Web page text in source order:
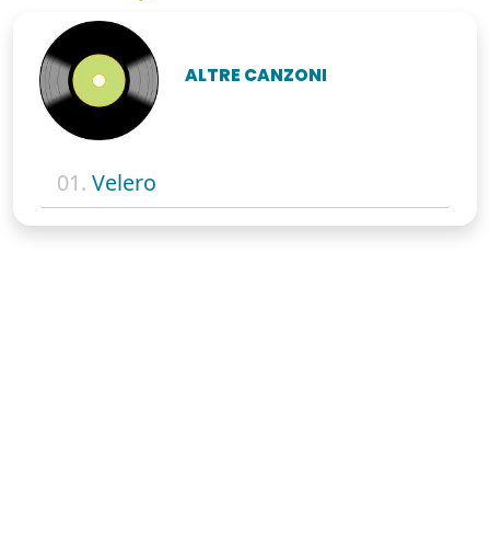
ALTRE CANZONI
01. Velero